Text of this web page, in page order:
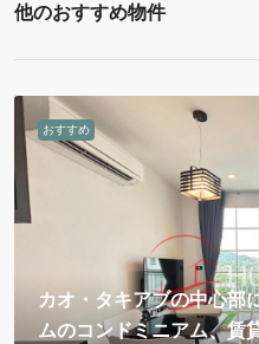
他のおすすめ物件
おすすめ
カオ・タキアブの中心部
ムのコンドミニアム、賃